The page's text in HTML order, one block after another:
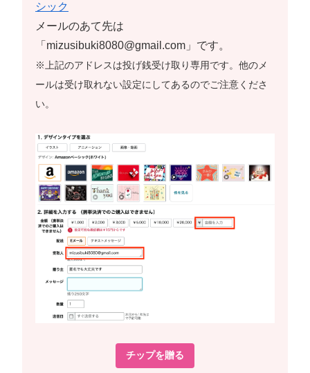
シック
メールのあて先は
「mizusibuki8080@gmail.com」です。
※上記のアドレスは投げ銭受け取り専用です。他のメ
ールは受け取れない設定にしてあるのでご注意くださ
い。
チップを贈る